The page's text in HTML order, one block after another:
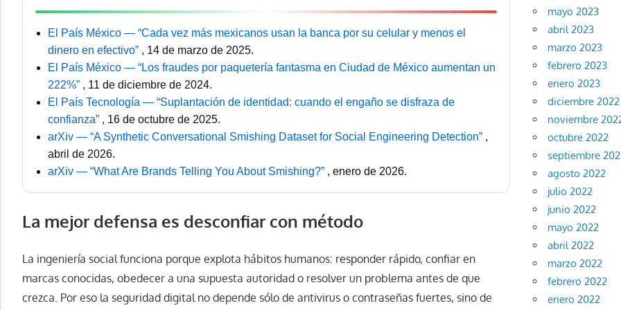
El País México — “Cada vez más mexicanos usan la banca por su celular y menos el
dinero en efectivo” , 14 de marzo de 2025.
El País México — “Los fraudes por paquetería fantasma en Ciudad de México aumentan un
222%” , 11 de diciembre de 2024.
El País Tecnología — “Suplantación de identidad: cuando el engaño se disfraza de
confianza” , 16 de octubre de 2025.
arXiv — “A Synthetic Conversational Smishing Dataset for Social Engineering Detection” ,
abril de 2026.
arXiv — “What Are Brands Telling You About Smishing?” , enero de 2026.
La mejor defensa es desconfiar con método
La ingeniería social funciona porque explota hábitos humanos: responder rápido, confiar en
marcas conocidas, obedecer a una supuesta autoridad o resolver un problema antes de que
crezca. Por eso la seguridad digital no depende sólo de antivirus o contraseñas fuertes, sino de
mayo 2023
abril 2023
marzo 2023
febrero 2023
enero 2023
diciembre 2022
noviembre
octubre 2022
septiembre
agosto 2022
julio 2022
junio 2022
mayo 2022
abril 2022
marzo 2022
febrero 2022
enero 2022